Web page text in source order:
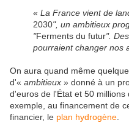
« La France vient de
2030", un ambitieux
"Ferments du futur".
pourraient changer nos
On aura quand même
d'« ambitieux » donné à un
d'euros de l'État et 50
exemple, au financement de
financier, le plan hydrogène